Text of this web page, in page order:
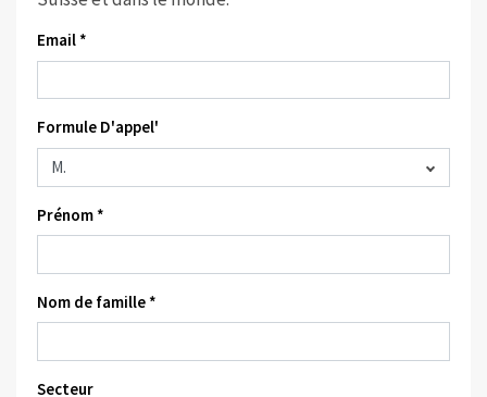
Email *
Formule D'appel'
Prénom *
Nom de famille *
Secteur